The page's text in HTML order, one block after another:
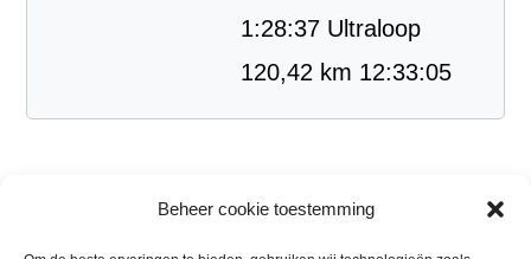
Beheer cookie toestemming
1:28:37 Ultraloop
120,42 km 12:33:05